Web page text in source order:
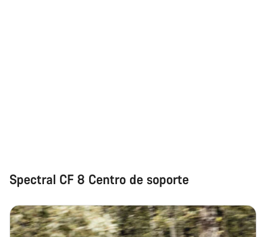
Spectral CF 8 Centro de soporte